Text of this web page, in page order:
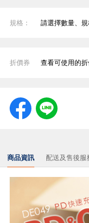
規格： 請選擇數量、
折價券 查看可使用的
商品資訊 配送及售後服